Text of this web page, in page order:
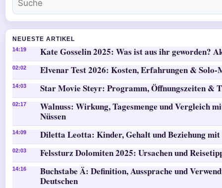
NEUESTE ARTIKEL
14:19 Kate Gosselin 2025: Was ist aus ihr geworden?
02:02 Elvenar Test 2026: Kosten, Erfahrungen & Solo-
14:03 Star Movie Steyr: Programm, Öffnungszeiten &
02:17
Walnuss: Wirkung, Tagesmenge und Vergleich
Nüssen
14:09 Diletta Leotta: Kinder, Gehalt und Beziehung
02:03 Felssturz Dolomiten 2025: Ursachen und
14:16
Buchstabe Ä: Definition, Aussprache und
Deutschen